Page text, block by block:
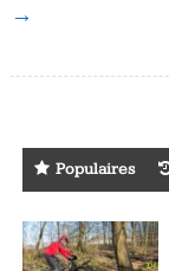
→
Populaires